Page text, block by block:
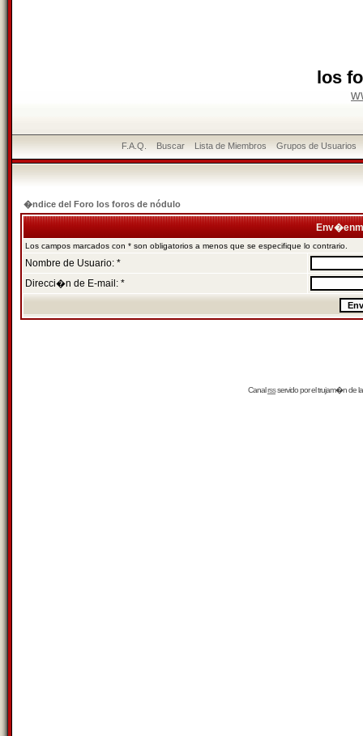
los
F.A.Q. Buscar Lista de Miembros Grupos de Usuarios
�ndice del Foro los foros de nódulo
Los campos marcados con * son obligatorios a menos que se especifique lo contrario.
Nombre de Usuario: *
Direcci�n de E-mail: *
Canalrssservido por eltrujam�nde